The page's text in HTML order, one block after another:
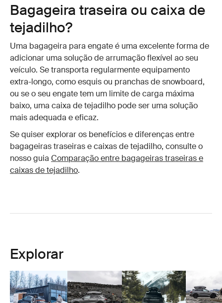
Bagageira traseira ou caixa de
tejadilho?
Uma bagageira para engate é uma excelente forma de
adicionar uma solução de arrumação flexível ao seu
veículo. Se transporta regularmente equipamento
extra-longo, como esquis ou pranchas de snowboard,
ou se o seu engate tem um limite de carga máxima
baixo, uma caixa de tejadilho pode ser uma solução
mais adequada e eficaz.
Se quiser explorar os benefícios e diferenças entre
bagageiras traseiras e caixas de tejadilho, consulte o
nosso guia Comparação entre bagageiras traseiras e
caixas de tejadilho.
Explorar